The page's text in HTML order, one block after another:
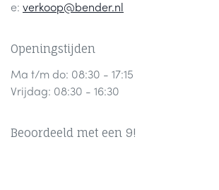
e: verkoop@bender.nl
Openingstijden
Ma t/m do: 08:30 - 17:15
Vrijdag: 08:30 - 16:30
Beoordeeld met een 9!